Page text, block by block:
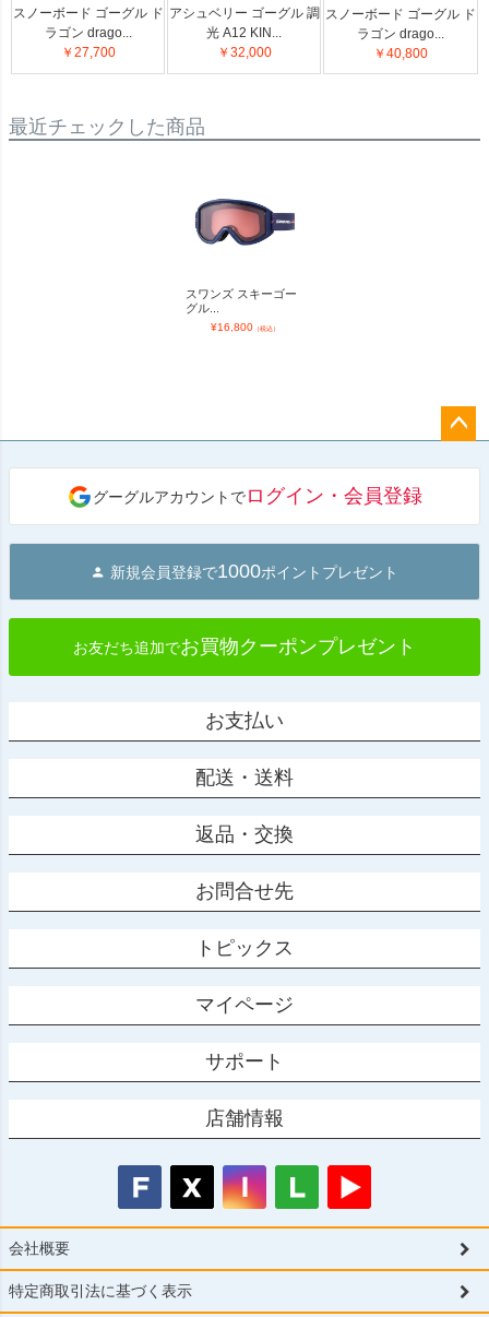
スノーボード ゴーグル ド
ラゴン drago...
￥27,700
アシュベリー ゴーグル 調
光 A12 KIN...
￥32,000
スノーボード ゴーグル ド
ラゴン drago...
￥40,800
最近チェックした商品
スワンズ スキーゴー
グル...
¥16,800（税込）
へ
グーグルアカウントでログイン・会員登録
新規会員登録で1000ポイントプレゼント
お友だち追加でお買物クーポンプレゼント
お支払い
配送・送料
返品・交換
お問合せ先
トピックス
マイページ
サポート
店舗情報
会社概要
特定商取引法に基づく表示